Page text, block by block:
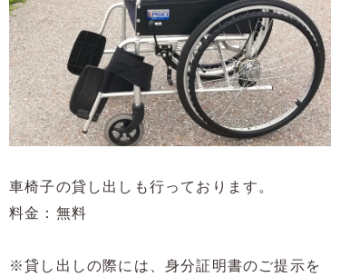
車椅子の貸し出しも行っております。
料金：無料
※貸し出しの際には、身分証明書のご提示を